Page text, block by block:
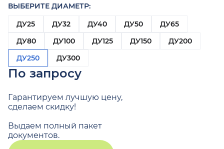
ВЫБЕРИТЕ ДИАМЕТР:
ДУ25
ДУ32 ДУ40 ДУ50
ДУ65
ДУ80
ДУ100 ДУ125 ДУ150
ДУ200
ДУ250
ДУ300
По запросу
Гарантируем лучшую цену,
сделаем скидку!
Выдаем полный пакет
документов.